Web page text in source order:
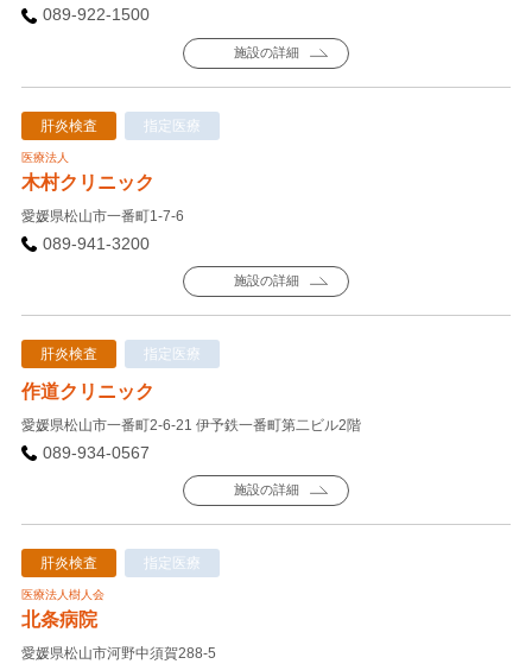
089-922-1500
施設の詳細
肝炎検査 指定医療
医療法人
木村クリニック
愛媛県松山市一番町1-7-6
089-941-3200
施設の詳細
肝炎検査 指定医療
作道クリニック
愛媛県松山市一番町2-6-21 伊予鉄一番町第二ビル2階
089-934-0567
施設の詳細
肝炎検査 指定医療
医療法人樹人会
北条病院
愛媛県松山市河野中須賀288-5